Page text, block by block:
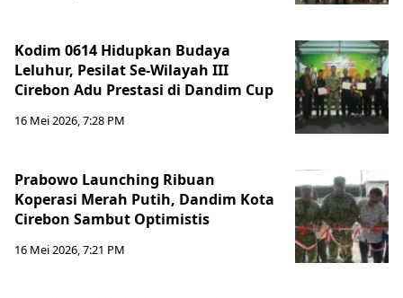
Kodim 0614 Hidupkan Budaya
Leluhur, Pesilat Se-Wilayah III
Cirebon Adu Prestasi di Dandim Cup
16 Mei 2026, 7:28 PM
Prabowo Launching Ribuan
Koperasi Merah Putih, Dandim Kota
Cirebon Sambut Optimistis
16 Mei 2026, 7:21 PM